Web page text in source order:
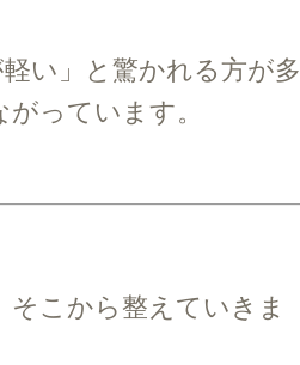
い」と驚かれる方が多
っています。
こから整えていきま